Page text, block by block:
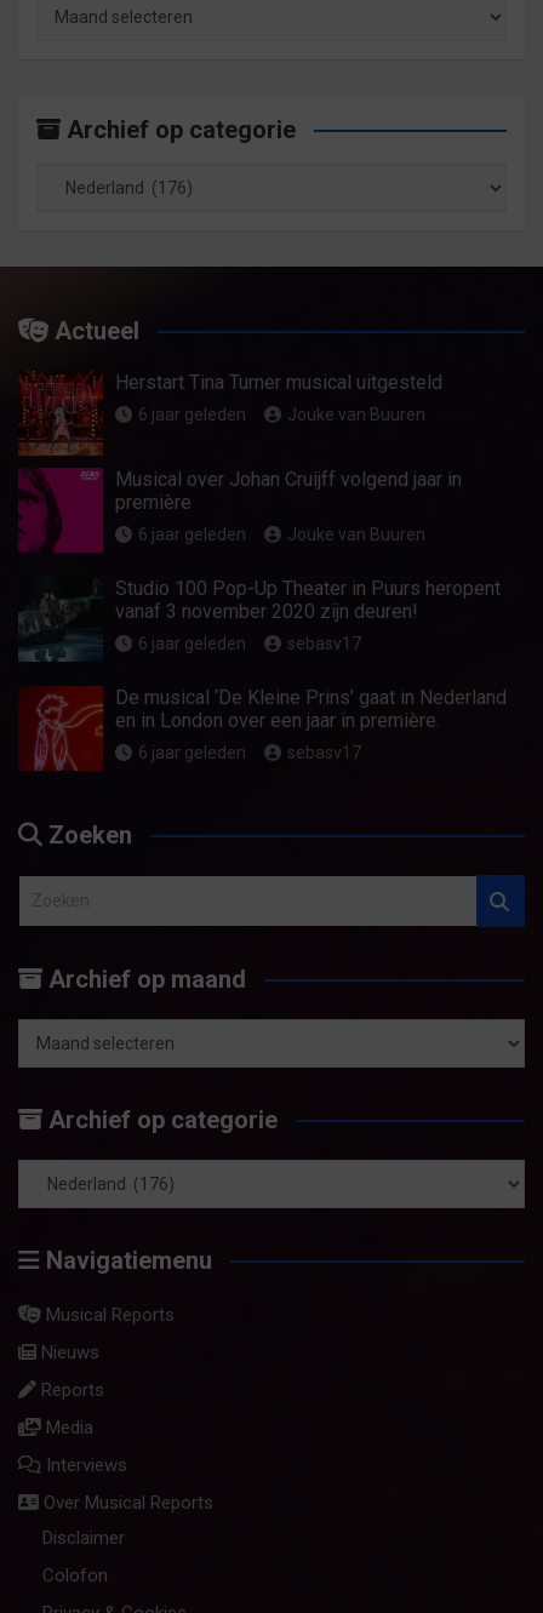
Archief op categorie
categorie
Actueel
Herstart Tina Turner musical uitgesteld
6 jaar geleden Jouke van Buuren
Musical over Johan Cruijff volgend jaar in
première
6 jaar geleden Jouke van Buuren
Studio 100 Pop-Up Theater in Puurs heropent
vanaf 3 november 2020 zijn deuren!
6 jaar geleden sebasv17
De musical ‘De Kleine Prins’ gaat in Nederland
en in London over een jaar in première.
6 jaar geleden sebasv17
Zoeken
k
Archief op maand
Archief
maandArchief op categorie
Archief
categorie
Navigatiemenu
Musical Reports
Nieuws
Reports
Media
Interviews
Over Musical Reports
Disclaimer
Colofon